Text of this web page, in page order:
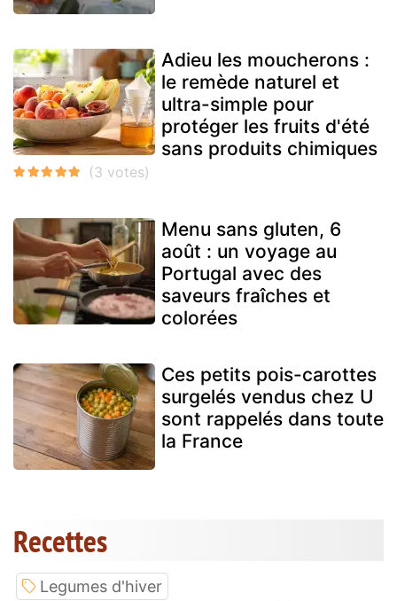
Adieu les moucherons :
le remède naturel et
ultra-simple pour
protéger les fruits d'été
sans produits chimiques
Menu sans gluten, 6
août : un voyage au
Portugal avec des
saveurs fraîches et
colorées
Ces petits pois-carottes
surgelés vendus chez U
sont rappelés dans toute
la France
Recettes
Legumes d'hiver